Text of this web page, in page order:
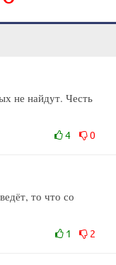
не найдут. Честь
4 0
то что со
1 2